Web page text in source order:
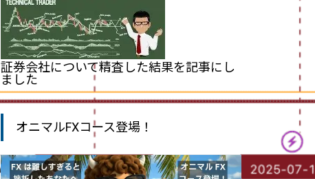
証券会社について精査した結果を記事にし
ました
オニマルFXコース登場！